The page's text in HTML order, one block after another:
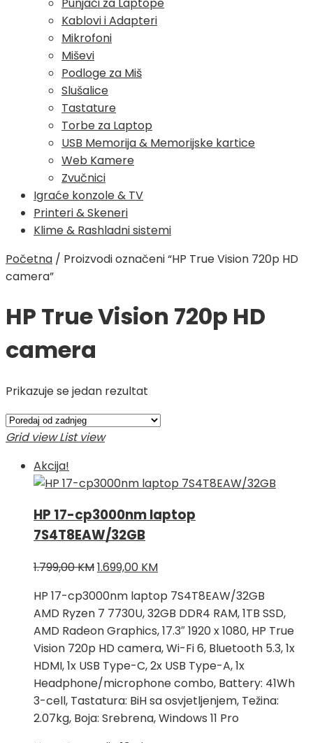
Kablovi i Adapteri
Mikrofoni
Miševi
Podloge za Miš
Slušalice
Tastature
Torbe za Laptop
USB Memorija & Memorijske kartice
Web Kamere
Zvučnici
Igraće konzole & TV
Printeri & Skeneri
Klime & Rashladni sistemi
Početna / Proizvodi označeni “HP True Vision 720p HD
camera”
HP True Vision 720p HD
camera
Prikazuje se jedan rezultat
Grid view List view
Akcija!
HP 17-cp3000nm laptop
7S4T8EAW/32GB
1.799,00KMIzvorna
bila
je:
1.799,00 KM.
1.699,00 KMTrenutna
je:
1.699,00 KM.
HP 17-cp3000nm laptop 7S4T8EAW/32GB
AMD Ryzen 7 7730U, 32GB DDR4 RAM, 1TB SSD,
AMD Radeon Graphics, 17.3″ 1920 x 1080, HP True
Vision 720p HD camera, Wi-Fi 6, Bluetooth 5.3, 1x
HDMI, 1x USB Type-C, 2x USB Type-A, 1x
Headphone/microphone combo, Battery: 41Wh
3-cell, Tastatura: BiH sa osvjetljenjem, Težina:
2.07kg, Boja: Srebrena, Windows 11 Pro